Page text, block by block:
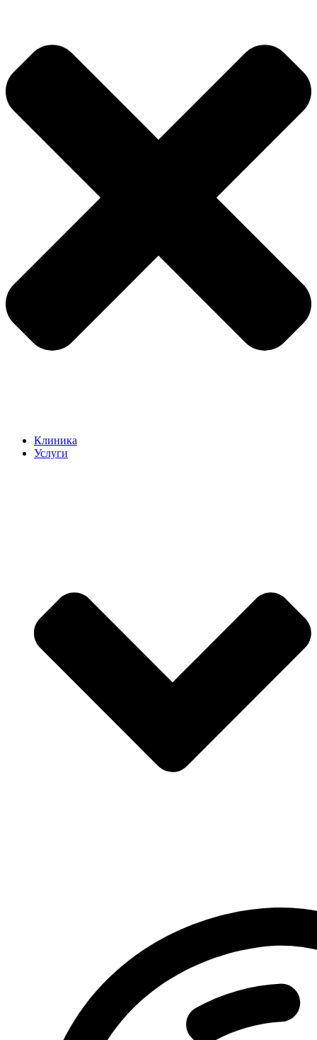
Клиника
Услуги